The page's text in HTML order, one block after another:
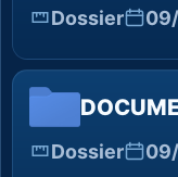
Dossier
Dossier